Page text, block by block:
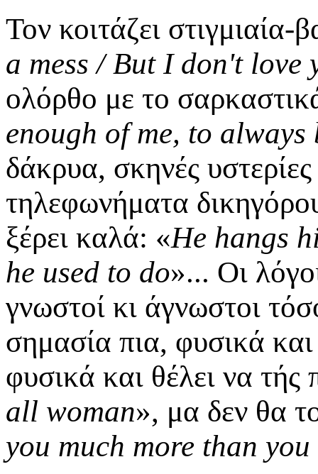
Τον κοιτάζει
a mess / But I don't love
ολόρθο με το
enough of me, to always
δάκρυα, σκηνές
τηλεφωνήματα
ξέρει καλά: «He hangs
he used to do»... Οι
γνωστοί κι άγνωστοι
σημασία πια, φυσικά
φυσικά και θέλει να τής
all woman», μα δεν θα
you much more than